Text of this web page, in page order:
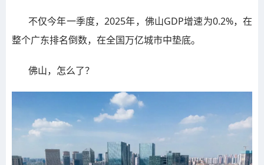
不仅今年一季度，2025年，佛山GDP增速为0.2%，在
整个广东排名倒数，在全国万亿城市中垫底。
佛山，怎么了？